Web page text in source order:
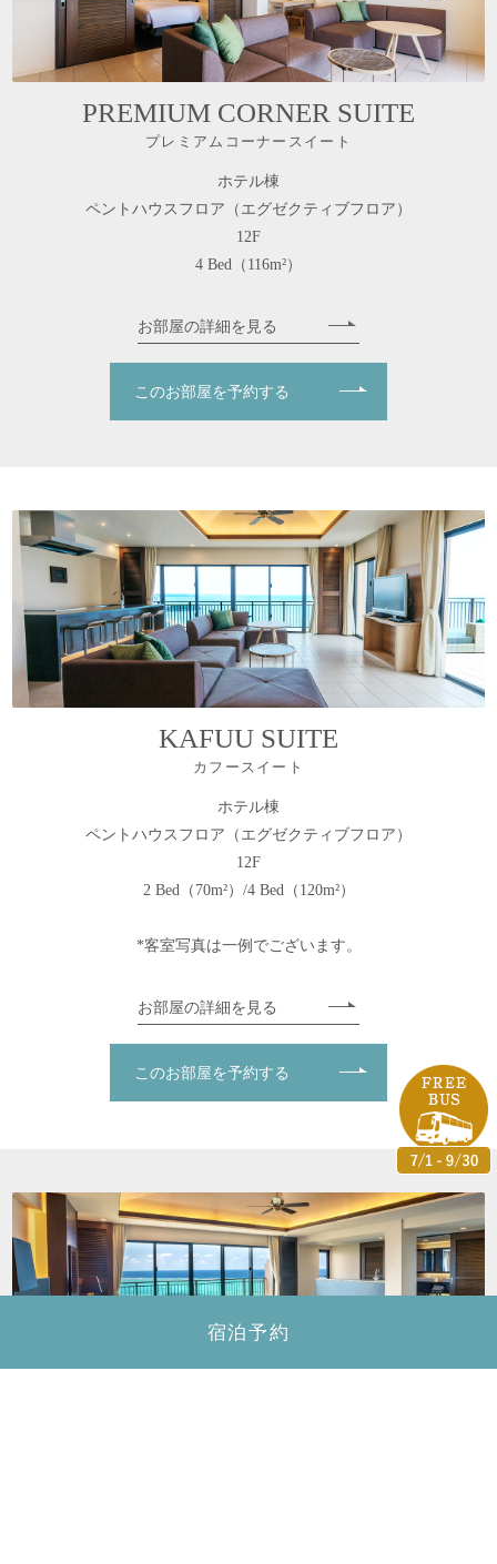
PREMIUM CORNER SUITE
プレミアムコーナースイート
ホテル棟
ペントハウスフロア（エグゼクティブフロア）
12F
4 Bed（116m²）
お部屋の詳細を見る
このお部屋を予約する
KAFUU SUITE
カフースイート
ホテル棟
ペントハウスフロア（エグゼクティブフロア）
12F
2 Bed（70m²）/4 Bed（120m²）
*客室写真は一例でございます。
お部屋の詳細を見る
このお部屋を予約する
宿泊予約